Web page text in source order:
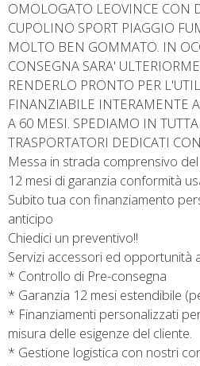
OMOLOGATO LEOVINCE CON
CUPOLINO SPORT PIAGGIO
MOLTO BEN GOMMATO. IN
CONSEGNA SARA'
RENDERLO PRONTO PER
FINANZIABILE INTERAMENTE
A 60 MESI. SPEDIAMO IN
TRASPORTATORI DEDICATI
Messa in strada comprensivo
12 mesi di garanzia conformità
Subito tua con finanziamento
anticipo
Chiedici un preventivo!!
Servizi accessori ed opportunità
* Controllo di Pre-consegna
* Garanzia 12 mesi estendibile
* Finanziamenti personalizzati
misura delle esigenze del cliente.
* Gestione logistica con nostri